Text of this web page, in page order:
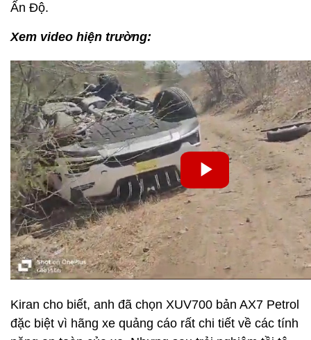
Ấn Độ.
Xem video hiện trường:
Kiran cho biết, anh đã chọn XUV700 bản AX7 Petrol
đặc biệt vì hãng xe quảng cáo rất chi tiết về các tính